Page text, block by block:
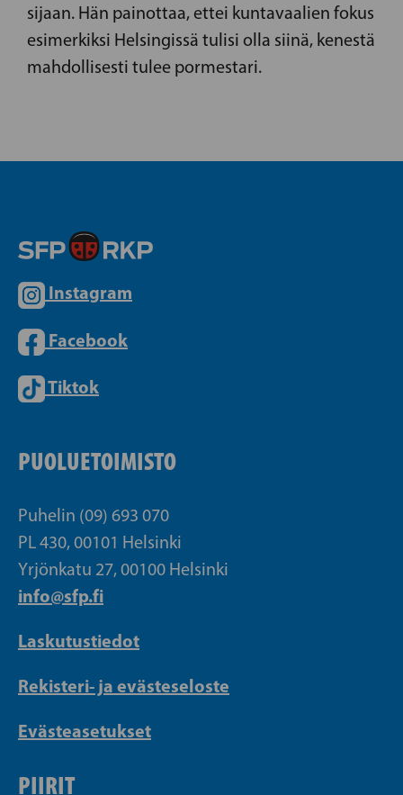
sijaan. Hän painottaa, ettei kuntavaalien fokus
esimerkiksi Helsingissä tulisi olla siinä, kenestä
mahdollisesti tulee pormestari.
Instagram
Facebook
Tiktok
PUOLUETOIMISTO
Puhelin (09) 693 070
PL 430, 00101 Helsinki
Yrjönkatu 27, 00100 Helsinki
info@sfp.fi
Laskutustiedot
Rekisteri- ja evästeseloste
Evästeasetukset
PIIRIT